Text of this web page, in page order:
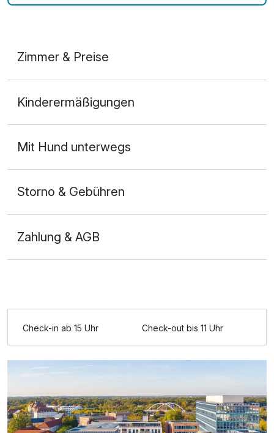
Zimmer & Preise
2 Erwachsene und 1 Kind
Kinderermäßigungen
Mit Hund unterwegs
Storno & Gebühren
Zahlung & AGB
Check-in ab 15 Uhr Check-out bis 11 Uhr